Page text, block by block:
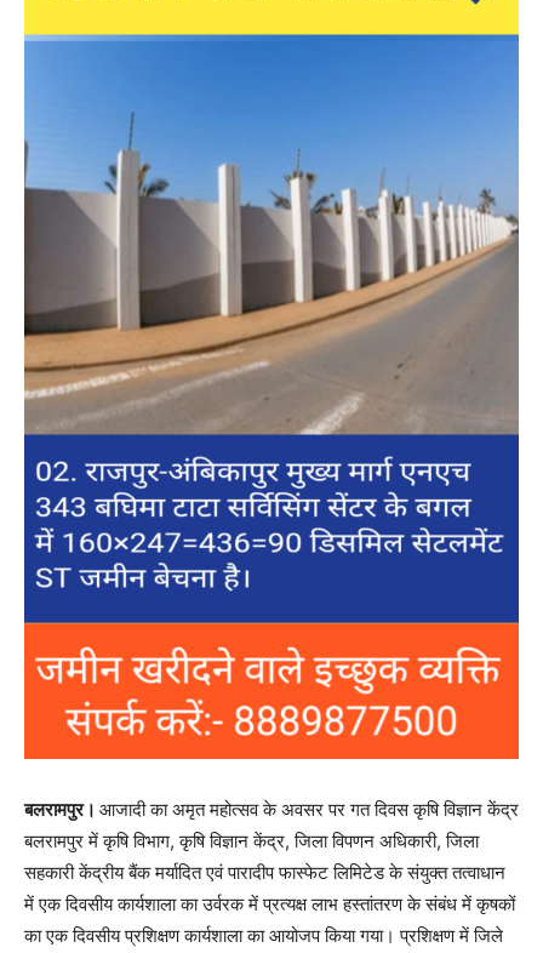
बलरामपुर। आजादी का अमृत महोत्सव के अवसर पर गत दिवस कृषि विज्ञान केंद्र
बलरामपुर में कृषि विभाग, कृषि विज्ञान केंद्र, जिला विपणन अधिकारी, जिला
सहकारी केंद्रीय बैंक मर्यादित एवं पारादीप फास्फेट लिमिटेड के संयुक्त तत्वाधान
में एक दिवसीय कार्यशाला का उर्वरक में प्रत्यक्ष लाभ हस्तांतरण के संबंध में कृषकों
का एक दिवसीय प्रशिक्षण कार्यशाला का आयोजप किया गया। प्रशिक्षण में जिले